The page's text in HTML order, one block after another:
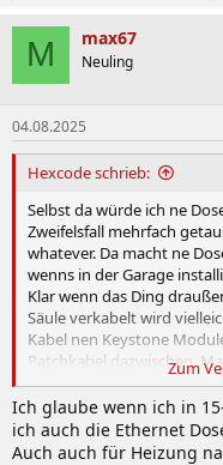
M max67
Neuling
04.08.2025
Hexcode schrieb:
Selbst da würde ich ne
Zweifelsfall mehrfach
whatever. Da macht ne
wenns in der Garage
Klar wenn das Ding
Säule verkabelt wird
Kabel nen Keystone
Patchkabel dazwischen.
Netzbetreiber ja auch so.
Zum
Ich glaube wenn ich in
ich auch die Ethernet
Auch auch für Heizung